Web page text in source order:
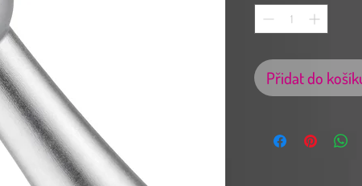
Přidat do